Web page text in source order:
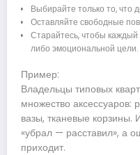
Выбирайте только то, что
Оставляйте свободные
Старайтесь, чтобы каждый
либо эмоциональной цели.
Пример:
Владельцы типовых
множество аксессуаров:
вазы, тканевые корзины.
«убрал — расставил», а
приходит.